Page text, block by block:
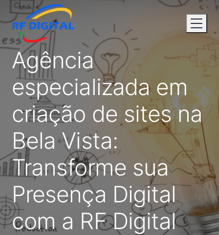
Agência
especializada em
criação de sites na
Bela Vista:
Transforme sua
Presença Digital
com a RF Digital